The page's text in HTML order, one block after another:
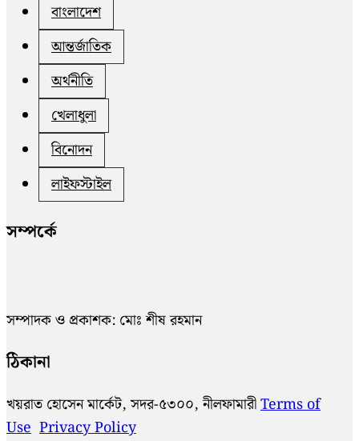
বাংলাদেশ
আন্তর্জাতিক
অর্থনীতি
খেলাধুলা
বিনোদন
লাইফস্টাইল
সম্পর্কে
সম্পাদক ও প্রকাশক: মোঃ শীষ রহমান
ঠিকানা
খয়রাত হোসেন মার্কেট, সদর-৫৩০০, নীলফামারীTerms of
Use Privacy Policy